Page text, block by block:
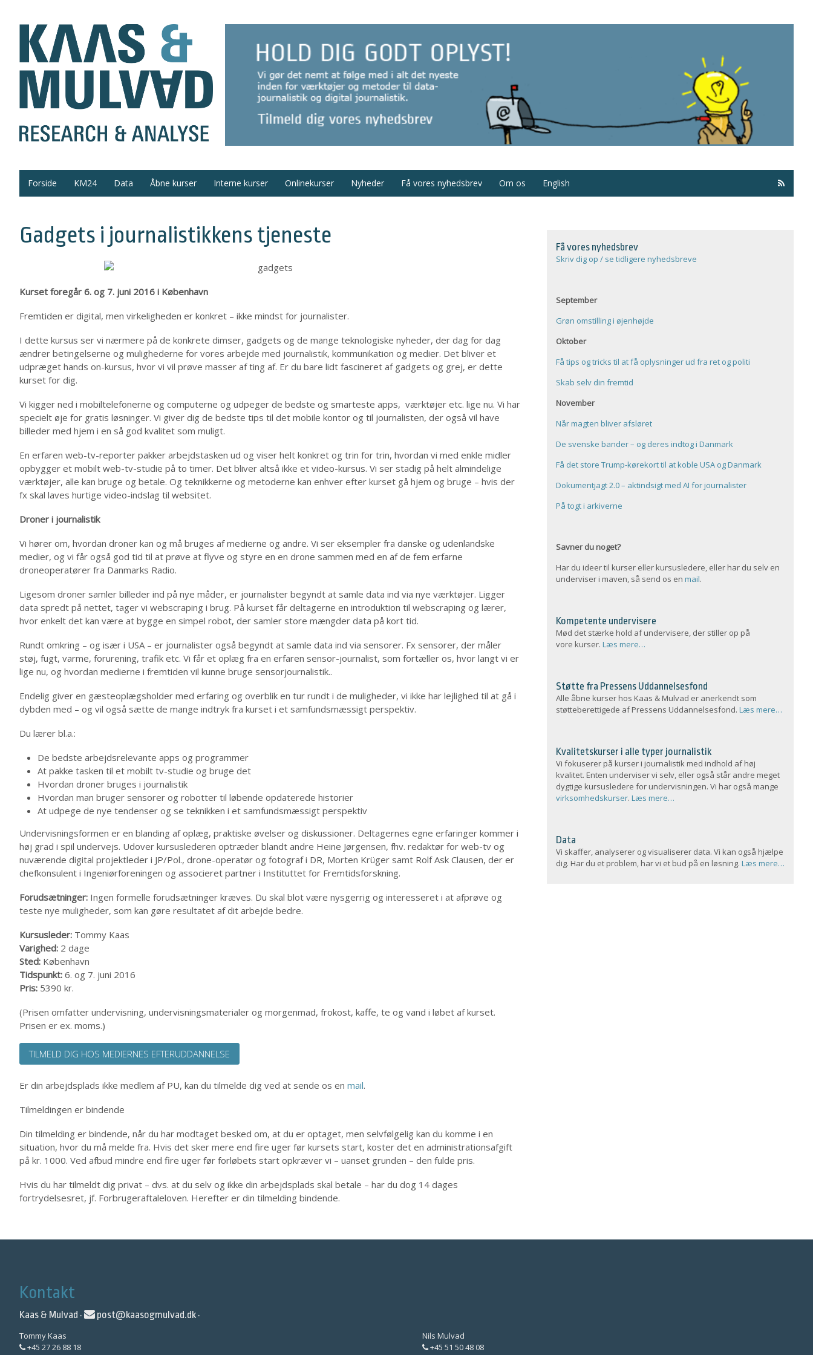
Forside KM24 Data Åbne kurser Interne kurser Onlinekurser Nyheder Få vores nyhedsbrev Om os English
Gadgets i journalistikkens tjeneste
Kurset foregår 6. og 7. juni 2016 i København
Fremtiden er digital, men virkeligheden er konkret – ikke mindst for journalister.
I dette kursus ser vi nærmere på de konkrete dimser, gadgets og de mange teknologiske nyheder, der dag for dag
ændrer betingelserne og mulighederne for vores arbejde med journalistik, kommunikation og medier. Det bliver et
udpræget hands on-kursus, hvor vi vil prøve masser af ting af. Er du bare lidt fascineret af gadgets og grej, er dette
kurset for dig.
Vi kigger ned i mobiltelefonerne og computerne og udpeger de bedste og smarteste apps, værktøjer etc. lige nu. Vi har
specielt øje for gratis løsninger. Vi giver dig de bedste tips til det mobile kontor og til journalisten, der også vil have
billeder med hjem i en så god kvalitet som muligt.
En erfaren web-tv-reporter pakker arbejdstasken ud og viser helt konkret og trin for trin, hvordan vi med enkle midler
opbygger et mobilt web-tv-studie på to timer. Det bliver altså ikke et video-kursus. Vi ser stadig på helt almindelige
værktøjer, alle kan bruge og betale. Og teknikkerne og metoderne kan enhver efter kurset gå hjem og bruge – hvis der
fx skal laves hurtige video-indslag til websitet.
Droner i journalistik
Vi hører om, hvordan droner kan og må bruges af medierne og andre. Vi ser eksempler fra danske og udenlandske
medier, og vi får også god tid til at prøve at flyve og styre en en drone sammen med en af de fem erfarne
droneoperatører fra Danmarks Radio.
Ligesom droner samler billeder ind på nye måder, er journalister begyndt at samle data ind via nye værktøjer. Ligger
data spredt på nettet, tager vi webscraping i brug. På kurset får deltagerne en introduktion til webscraping og lærer,
hvor enkelt det kan være at bygge en simpel robot, der samler store mængder data på kort tid.
Rundt omkring – og især i USA – er journalister også begyndt at samle data ind via sensorer. Fx sensorer, der måler
støj, fugt, varme, forurening, trafik etc. Vi får et oplæg fra en erfaren sensor-journalist, som fortæller os, hvor langt vi er
lige nu, og hvordan medierne i fremtiden vil kunne bruge sensorjournalistik..
Endelig giver en gæsteoplægsholder med erfaring og overblik en tur rundt i de muligheder, vi ikke har lejlighed til at gå i
dybden med – og vil også sætte de mange indtryk fra kurset i et samfundsmæssigt perspektiv.
Du lærer bl.a.:
De bedste arbejdsrelevante apps og programmer
At pakke tasken til et mobilt tv-studie og bruge det
Hvordan droner bruges i journalistik
Hvordan man bruger sensorer og robotter til løbende opdaterede historier
At udpege de nye tendenser og se teknikken i et samfundsmæssigt perspektiv
Undervisningsformen er en blanding af oplæg, praktiske øvelser og diskussioner. Deltagernes egne erfaringer kommer i
høj grad i spil undervejs. Udover kursuslederen optræder blandt andre Heine Jørgensen, fhv. redaktør for web-tv og
nuværende digital projektleder i JP/Pol., drone-operatør og fotograf i DR, Morten Krüger samt Rolf Ask Clausen, der er
chefkonsulent i Ingeniørforeningen og associeret partner i Instituttet for Fremtidsforskning.
Forudsætninger: Ingen formelle forudsætninger kræves. Du skal blot være nysgerrig og interesseret i at afprøve og
teste nye muligheder, som kan gøre resultatet af dit arbejde bedre.
Kursusleder: Tommy Kaas
Varighed: 2 dage
Sted: København
Tidspunkt: 6. og 7. juni 2016
Pris: 5390 kr.
(Prisen omfatter undervisning, undervisningsmaterialer og morgenmad, frokost, kaffe, te og vand i løbet af kurset.
Prisen er ex. moms.)
TILMELD DIG HOS MEDIERNES EFTERUDDANNELSE
Er din arbejdsplads ikke medlem af PU, kan du tilmelde dig ved at sende os en mail.
Tilmeldingen er bindende
Din tilmelding er bindende, når du har modtaget besked om, at du er optaget, men selvfølgelig kan du komme i en
situation, hvor du må melde fra. Hvis det sker mere end fire uger før kursets start, koster det en administrationsafgift
på kr. 1000. Ved afbud mindre end fire uger før forløbets start opkræver vi – uanset grunden – den fulde pris.
Hvis du har tilmeldt dig privat – dvs. at du selv og ikke din arbejdsplads skal betale – har du dog 14 dages
fortrydelsesret, jf. Forbrugeraftaleloven. Herefter er din tilmelding bindende.
Få vores nyhedsbrev
Skriv dig op / se tidligere nyhedsbreve
September
Grøn omstilling i øjenhøjde
Oktober
Få tips og tricks til at få oplysninger ud fra ret og politi
Skab selv din fremtid
November
Når magten bliver afsløret
De svenske bander – og deres indtog i Danmark
Få det store Trump-kørekort til at koble USA og Danmark
Dokumentjagt 2.0 – aktindsigt med AI for journalister
På togt i arkiverne
Savner du noget?
Har du ideer til kurser eller kursusledere, eller har du selv en
underviser i maven, så send os en mail.
Kompetente undervisere
Mød det stærke hold af undervisere, der stiller op på
vore kurser. Læs mere…
Støtte fra Pressens Uddannelsesfond
Alle åbne kurser hos Kaas & Mulvad er anerkendt som
støtteberettigede af Pressens Uddannelsesfond. Læs mere…
Kvalitetskurser i alle typer journalistik
Vi fokuserer på kurser i journalistik med indhold af høj
kvalitet. Enten underviser vi selv, eller også står andre meget
dygtige kursusledere for undervisningen. Vi har også mange
virksomhedskurser. Læs mere…
Data
Vi skaffer, analyserer og visualiserer data. Vi kan også hjælpe
dig. Har du et problem, har vi et bud på en løsning. Læs mere…
Kontakt
Kaas & Mulvad · post@kaasogmulvad.dk ·
Tommy Kaas
+45 27 26 88 18
Nils Mulvad
+45 51 50 48 08